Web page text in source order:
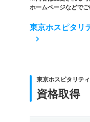
ホームページなどでご
東京ホスピタリ
東京ホスピタリテ
資格取得